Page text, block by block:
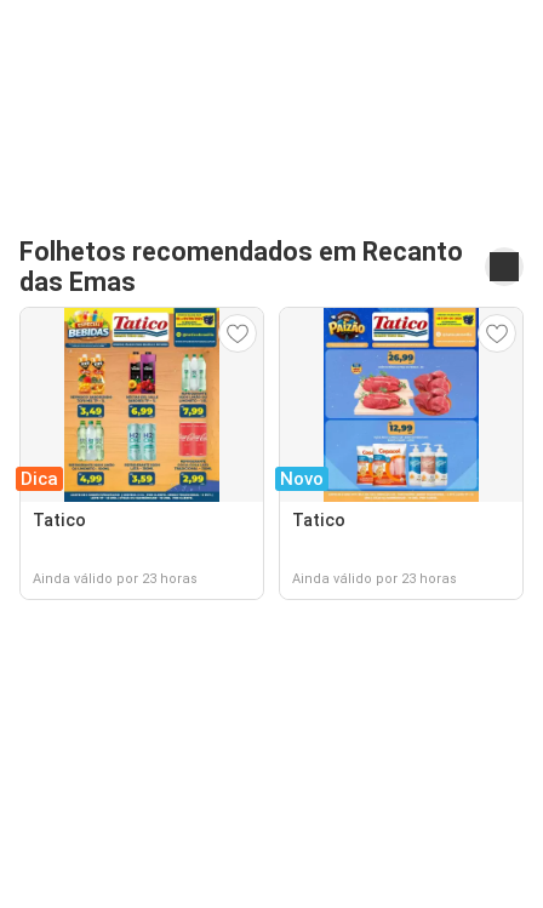
Folhetos recomendados em Recanto
das Emas
Dica
Tatico
Ainda válido por 23 horas
Novo
Tatico
Ainda válido por 23 horas